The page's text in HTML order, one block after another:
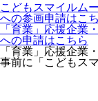
こどもスマイルム
への参画申請はこ
「育業」応援企業
への申請はこちら
「育業」応援企業
事前に「こどもス